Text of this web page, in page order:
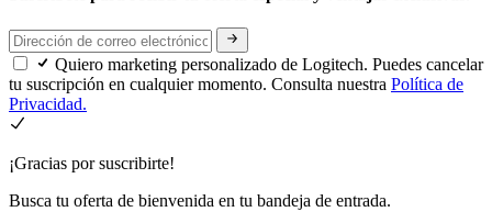
Quiero marketing personalizado de Logitech. Puedes cancelar
tu suscripción en cualquier momento. Consulta nuestra Política de
Privacidad.
¡Gracias por suscribirte!
Busca tu oferta de bienvenida en tu bandeja de entrada.